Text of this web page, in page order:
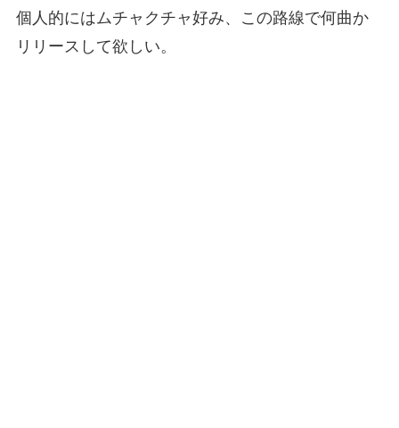
個人的にはムチャクチャ好み、この路線で何曲か
リリースして欲しい。